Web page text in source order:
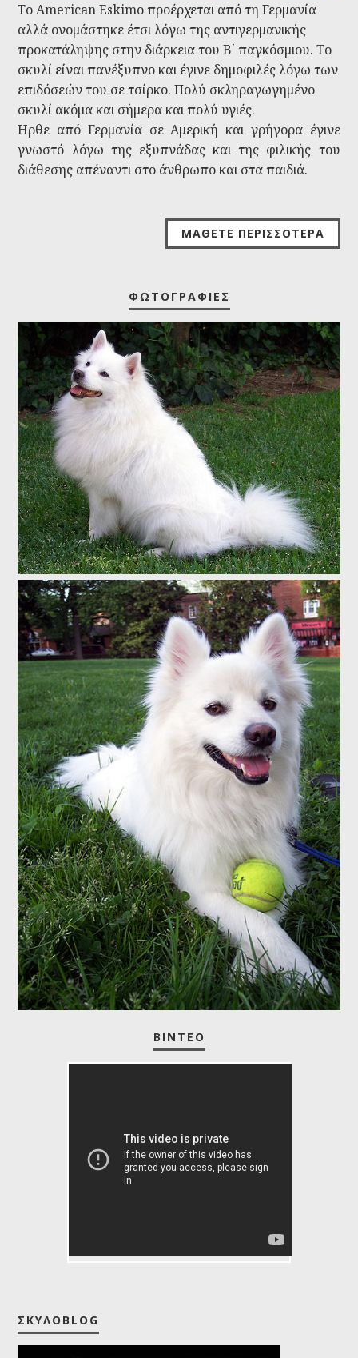
Το American Eskimo προέρχεται από τη Γερμανία
αλλά ονομάστηκε έτσι λόγω της αντιγερμανικής
προκατάληψης στην διάρκεια του Β΄ παγκόσμιου. Το
σκυλί είναι πανέξυπνο και έγινε δημοφιλές λόγω των
επιδόσεών του σε τσίρκο. Πολύ σκληραγωγημένο
σκυλί ακόμα και σήμερα και πολύ υγιές.
Ηρθε από Γερμανία σε Αμερική και γρήγορα έγινε
γνωστό λόγω της εξυπνάδας και της φιλικής του
διάθεσης απέναντι στο άνθρωπο και στα παιδιά.
ΜΆΘΕΤΕ ΠΕΡΙΣΣΌΤΕΡΑ
ΦΩΤΟΓΡΑΦΊΕΣ
ΒΊΝΤΕΟ
ΣΚΥΛΟBLOG